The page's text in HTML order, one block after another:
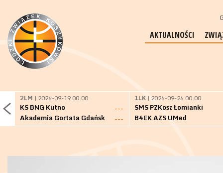
AKTUALNOŚCI
2LM | 2026-09-19 00:00
KS BNG Kutno
---
Akademia Gortata Gdańsk
---
1LK | 2026-09-26 00:00
SMS PZKosz Łomianki
B4EK AZS UMed